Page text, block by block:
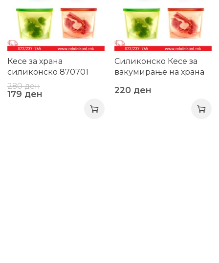
Кесе за храна
силиконско 870701
280ден
179 ден
Силиконско Кесе за
вакумирање на храна
220 ден